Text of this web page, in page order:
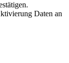
Daten an